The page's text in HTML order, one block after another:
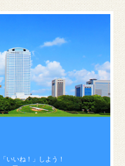
「いいね！」しよう！